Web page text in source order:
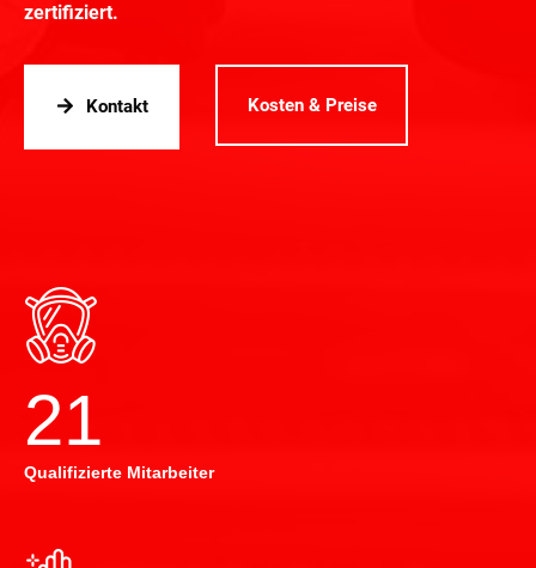
zertifiziert.
Kontakt Kosten & Preise
22
Qualifizierte Mitarbeiter